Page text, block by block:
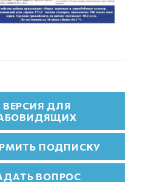
ВЕРСИЯ ДЛЯ
ПОДПИСКУ
ВОПРОС